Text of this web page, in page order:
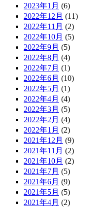
2023年1月 (6)
2022年12月 (11)
2022年11月 (2)
2022年10月 (5)
2022年9月 (5)
2022年8月 (4)
2022年7月 (1)
2022年6月 (10)
2022年5月 (1)
2022年4月 (4)
2022年3月 (5)
2022年2月 (4)
2022年1月 (2)
2021年12月 (9)
2021年11月 (2)
2021年10月 (2)
2021年7月 (5)
2021年6月 (9)
2021年5月 (5)
2021年4月 (2)